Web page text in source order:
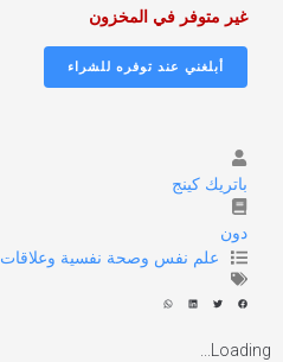
غير متوفر في المخزون
باتريك كينج
دون
علم نفس وصحة نفسية وعلاقات
Loading...